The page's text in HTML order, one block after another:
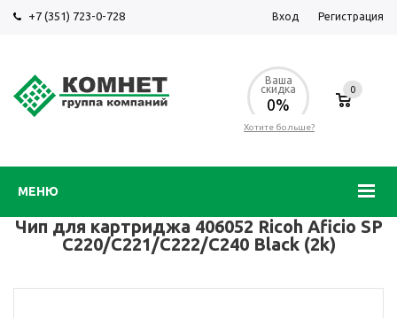
+7 (351) 723-0-728 Вход Регистрация
МЕНЮ
Ваша
скидка
0%
Хотите больше?
0
Чип для картриджа 406052 Ricoh Aficio SP
C220/C221/C222/C240 Black (2k)